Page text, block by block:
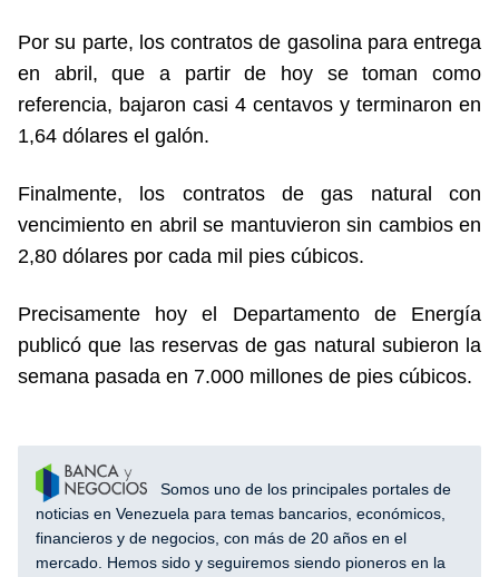
Por su parte, los contratos de gasolina para entrega
en abril, que a partir de hoy se toman como
referencia, bajaron casi 4 centavos y terminaron en
1,64 dólares el galón.
Finalmente, los contratos de gas natural con
vencimiento en abril se mantuvieron sin cambios en
2,80 dólares por cada mil pies cúbicos.
Precisamente hoy el Departamento de Energía
publicó que las reservas de gas natural subieron la
semana pasada en 7.000 millones de pies cúbicos.
Somos uno de los principales portales de
noticias en Venezuela para temas bancarios, económicos,
financieros y de negocios, con más de 20 años en el
mercado. Hemos sido y seguiremos siendo pioneros en la